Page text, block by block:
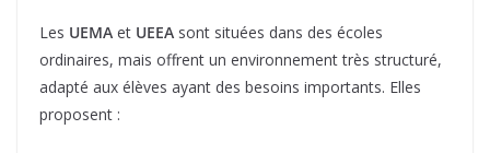
Les UEMA et UEEA sont situées dans des écoles
ordinaires, mais offrent un environnement très structuré,
adapté aux élèves ayant des besoins importants. Elles
proposent :